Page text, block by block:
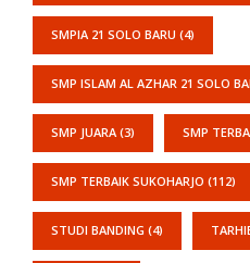
SMPIA 21 SOLO BARU (4)
SMP ISLAM AL AZHAR 21 SOLO
SMP JUARA (3) SMP
SMP TERBAIK SUKOHARJO (112)
STUDI BANDING (4)